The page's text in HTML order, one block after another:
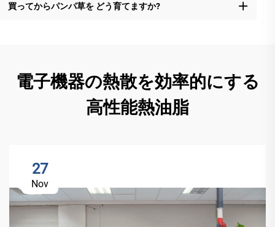
買ってからパンパ草を どう育てますか?
電子機器の熱散を効率的にする
高性能熱油脂
27
Nov